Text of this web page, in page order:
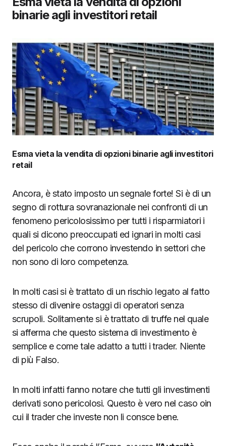
binarie agli investitori retail
Esma vieta la vendita di opzioni binarie agli investitori
retail
Ancora, è stato imposto un segnale forte! Si è di un
segno di rottura sovranazionale nei confronti di un
fenomeno pericolosissimo per tutti i risparmiatori i
quali si dicono preoccupati ed ignari in molti casi
del pericolo che corrono investendo in settori che
non sono di loro competenza.
In molti casi si è trattato di un rischio legato al fatto
stesso di divenire ostaggi di operatori senza
scrupoli. Solitamente si è trattato di truffe nel quale
si afferma che questo sistema di investimento è
semplice e come tale adatto a tutti i trader. Niente
di più Falso.
In molti infatti fanno notare che tutti gli investimenti
derivati sono pericolosi. Questo è vero nel caso oin
cui il trader che investe non li consce bene.